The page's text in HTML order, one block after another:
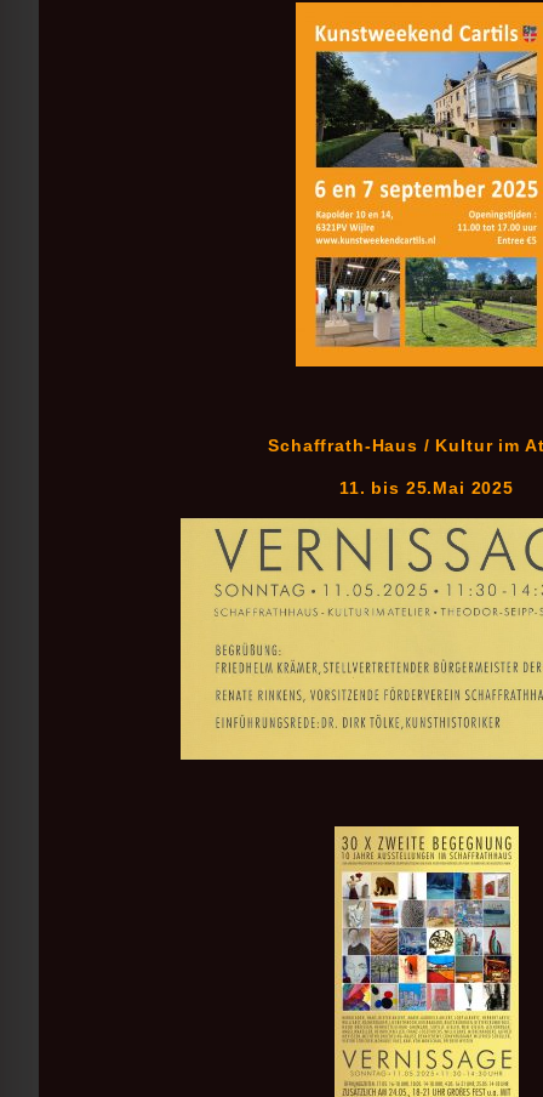
Schaffrath-Haus / Kultur im
11. bis 25.Mai 2025